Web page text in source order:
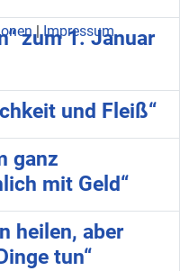
zum 1. Januar
und Fleiß“
ganz
mit Geld“
heilen, aber
tun“
|Impressum